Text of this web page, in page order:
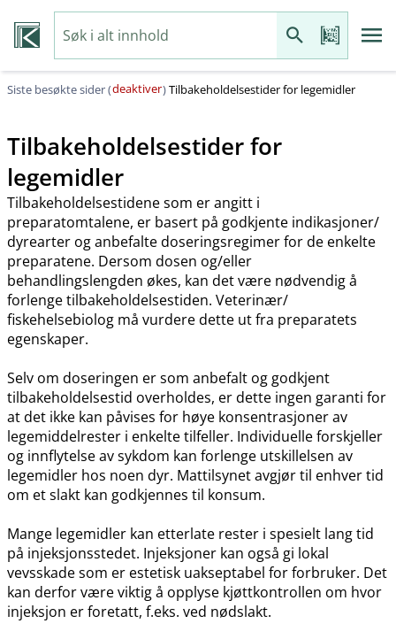
Siste besøkte sider (deaktiver)Tilbakeholdelsestider for legemidler
Tilbakeholdelsestider for
legemidler
Tilbakeholdelsestidene som er angitt i
preparatomtalene, er basert på godkjente indikasjoner​/​
dyrearter og anbefalte doseringsregimer for de enkelte
preparatene. Dersom dosen og​/​eller
behandlingslengden økes, kan det være nødvendig å
forlenge tilbakeholdelsestiden. Veterinær​/​
fiskehelsebiolog må vurdere dette ut fra preparatets
egenskaper.
Selv om doseringen er som anbefalt og godkjent
tilbakeholdelsestid overholdes, er dette ingen garanti for
at det ikke kan påvises for høye konsentrasjoner av
legemiddelrester i enkelte tilfeller. Individuelle forskjeller
og innflytelse av sykdom kan forlenge utskillelsen av
legemidler hos noen dyr. Mattilsynet avgjør til enhver tid
om et slakt kan godkjennes til konsum.
Mange legemidler kan etterlate rester i spesielt lang tid
på injeksjonsstedet. Injeksjoner kan også gi lokal
vevsskade som er estetisk uakseptabel for forbruker. Det
kan derfor være viktig å opplyse kjøttkontrollen om hvor
injeksjon er foretatt, f.eks. ved nødslakt.